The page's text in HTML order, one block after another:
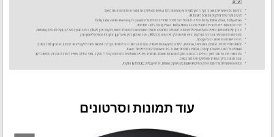
עוד תמונות וסרטונים